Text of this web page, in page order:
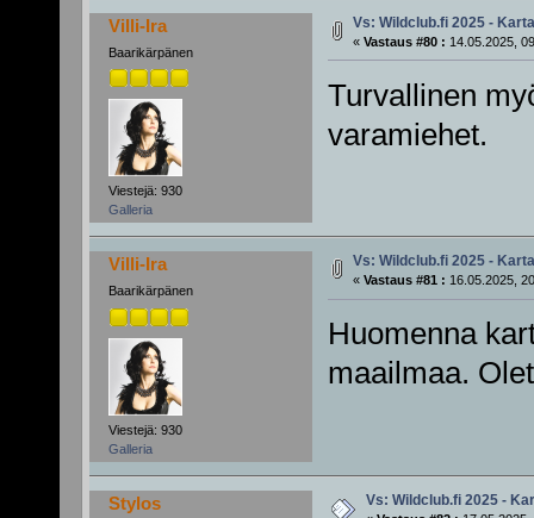
Villi-Ira
Baarikärpänen
Viestejä: 930
Galleria
Vs: Wildclub.fi 2025 -
« Vastaus #80 : 14.05.2025,
Turvallinen
varamiehet.
Villi-Ira
Baarikärpänen
Viestejä: 930
Galleria
Vs: Wildclub.fi 2025 -
« Vastaus #81 : 16.05.2025,
Huomenna
maailmaa.
Stylos Vs: Wildclub.fi 2025 -